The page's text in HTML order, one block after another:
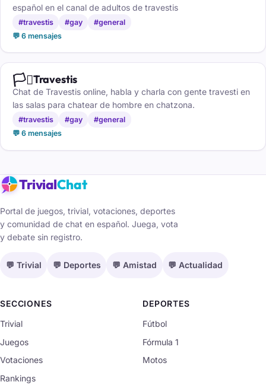
español en el canal de adultos de travestis
#travestis #gay
#general
💬 6 mensajes
🏳️‍⚧️Travestis
Chat de Travestis online, habla y charla con gente travesti en
las salas para chatear de hombre en chatzona.
#travestis #gay
#general
💬 6 mensajes
TrivialChat
Portal de juegos, trivial, votaciones, deportes
y comunidad de chat en español. Juega, vota
y debate sin registro.
💬 Trivial 💬 Deportes 💬 Amistad 💬 Actualidad
SECCIONES
Trivial
Juegos
Votaciones
Rankings
DEPORTES
Fútbol
Fórmula 1
Motos